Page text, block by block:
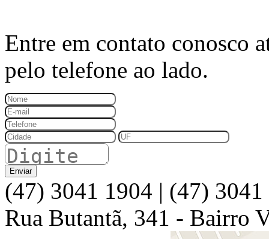
Entre em contato conosco
pelo telefone ao lado.
(47) 3041 1904 | (47) 3041
Rua Butantã, 341 - Bairro